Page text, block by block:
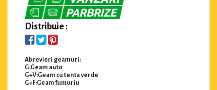
Distribuie :
Abrevieri geamuri:
G:Geam auto
G+V:Geam cu tenta verde
G+F:Geam fumuriu